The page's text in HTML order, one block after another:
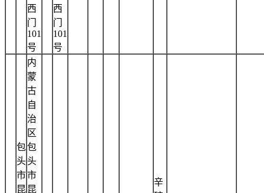
西
门
101
号
西
门
101
号
包
头
市
昆
内
蒙
古
自
治
区
包
头
市
昆
辛